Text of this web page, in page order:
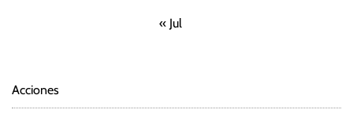
« Jul
Acciones